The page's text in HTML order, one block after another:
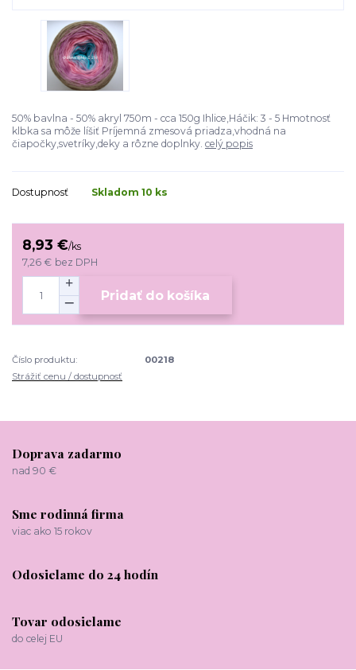
50% bavlna - 50% akryl 750m - cca 150g Ihlice,Háčik: 3 - 5 Hmotnosť
klbka sa môže líšiť Príjemná zmesová priadza,vhodná na
čiapočky,svetríky,deky a rôzne doplnky. celý popis
Dostupnosť Skladom 10 ks
8,93 €/ks
7,26 € bez DPH
Pridať do košíka
Číslo produktu:
00218
Strážiť cenu / dostupnosť
Doprava zadarmo
nad 90 €
Sme rodinná firma
viac ako 15 rokov
Odosielame do 24 hodín
Tovar odosielame
do celej EU